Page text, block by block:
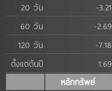
20 วัน
-3.21
60 วัน
-2.69
120 วัน
-7.18
ตั้งแต่ต้นปี
1.69
หลักทรัพย์